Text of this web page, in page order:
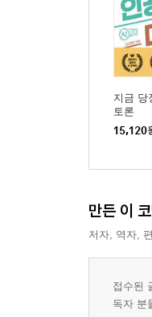
지금 당
토론
15,120
만든 이
저자, 역자,
접수된
독자 분